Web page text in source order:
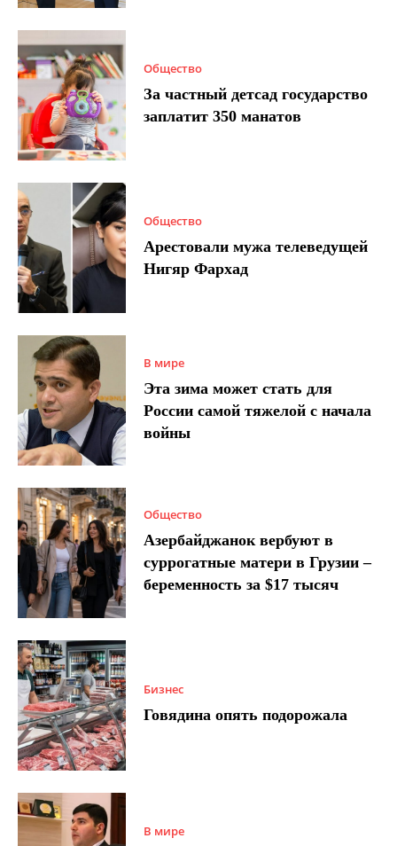
Общество
За частный детсад государство
заплатит 350 манатов
Общество
Арестовали мужа телеведущей
Нигяр Фархад
В мире
Эта зима может стать для
России самой тяжелой с начала
войны
Общество
Азербайджанок вербуют в
суррогатные матери в Грузии –
беременность за $17 тысяч
Бизнес
Говядина опять подорожала
В мире